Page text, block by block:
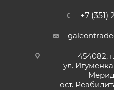
+7 (351)
454082,
ул. Игуменка
ост.